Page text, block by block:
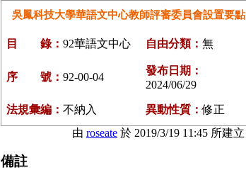
吳鳳科技大學華語文中心教師評審委員會設置要點
目 錄： 92華語文中心 自由分類： 無
序 號： 92-00-04
發布日期：
2024/06/29
法規彙編： 不納入 異動性質：修正
由 roseate 於 2019/3/19 11:45 所建立
備註